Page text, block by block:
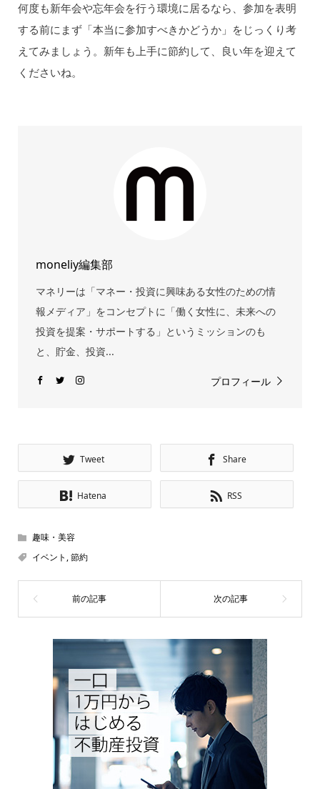
何度も新年会や忘年会を行う環境に居るなら、参加を表明
する前にまず「本当に参加すべきかどうか」をじっくり考
えてみましょう。新年も上手に節約して、良い年を迎えて
くださいね。
moneliy編集部
マネリーは「マネー・投資に興味ある女性のための情
報メディア」をコンセプトに「働く女性に、未来への
投資を提案・サポートする」というミッションのも
と、貯金、投資...
プロフィール
Tweet Share
Hatena RSS
趣味・美容
イベント ,節約